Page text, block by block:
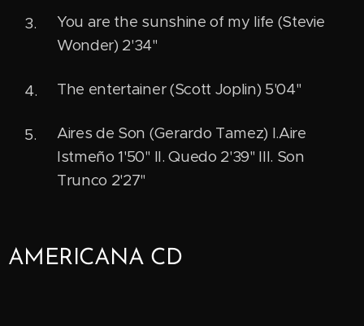
You are the sunshine of my life (Stevie
Wonder) 2'34"
The entertainer (Scott Joplin) 5'04"
Aires de Son (Gerardo Tamez) I.Aire
Istmeño 1'50" II. Quedo 2'39" III. Son
Trunco 2'27"
AMERICANA CD